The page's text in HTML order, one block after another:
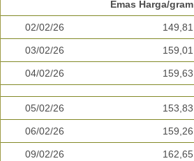
Emas Harga/gram
02/02/26 149,81
03/02/26 159,01
04/02/26 159,63
05/02/26 153,83
06/02/26 159,26
09/02/26 162,65